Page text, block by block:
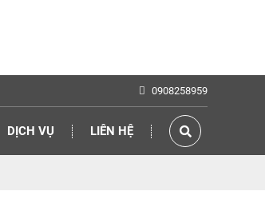
0908258959
DỊCH VỤ LIÊN HỆ